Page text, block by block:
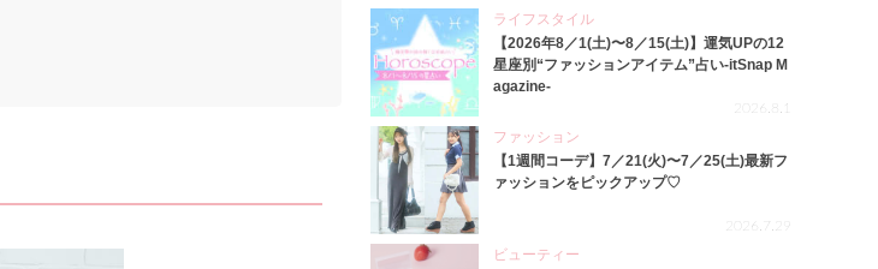
ライフスタイル
【2026年8／1(土)〜8／15(土)】運気UPの12
星座別“ファッションアイテム”占い-itSnap M
agazine-
2026.8.1
ファッション
【1週間コーデ】7／21(火)〜7／25(土)最新フ
ァッションをピックアップ♡
2026.7.29
ビューティー